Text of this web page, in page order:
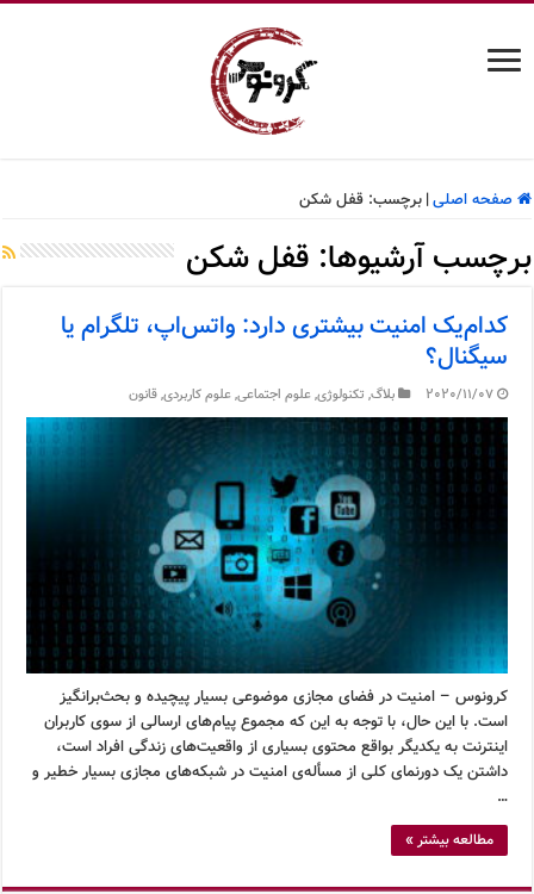
صفحه اصلی| برچسب:قفل شکن
برچسب آرشیوها: قفل شکن
کدام‌یک امنیت بیشتری دارد: واتس‌اپ، تلگرام یا
سیگنال؟
2020/11/07 بلاگ, تکنولوژی,علوم اجتماعی,علوم کاربردی,قانون
کرونوس – امنیت در فضای مجازی موضوعی بسیار پیچیده و بحث‌برانگیز
است. با این حال، با توجه به این که مجموع پیام‌های ارسالی از سوی کاربران
اینترنت به یکدیگر بواقع محتوی بسیاری از واقعیت‌های زندگی افراد است،
داشتن یک دورنمای کلی از مسأله‌ی امنیت در شبکه‌های مجازی بسیار خطیر و
…
مطالعه بیشتر »